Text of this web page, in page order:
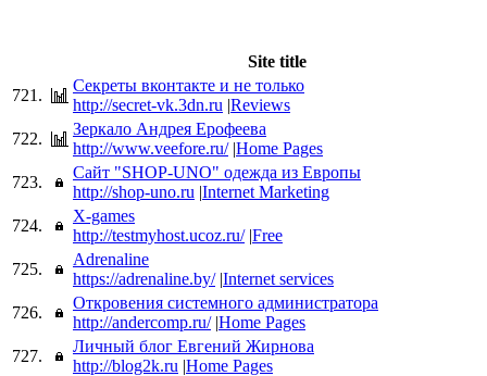
Site title
721.
Секреты вконтакте и не только
http://secret-vk.3dn.ru |Reviews
722.
Зеркало Андрея Ерофеева
http://www.veefore.ru/ |Home Pages
723.
Сайт "SHOP-UNO" одежда из Европы
http://shop-uno.ru |Internet Marketing
724.
X-games
http://testmyhost.ucoz.ru/ |Free
725.
Adrenaline
https://adrenaline.by/ |Internet services
726.
Откровения системного администратора
http://andercomp.ru/ |Home Pages
727.
Личный блог Евгений Жирнова
http://blog2k.ru |Home Pages